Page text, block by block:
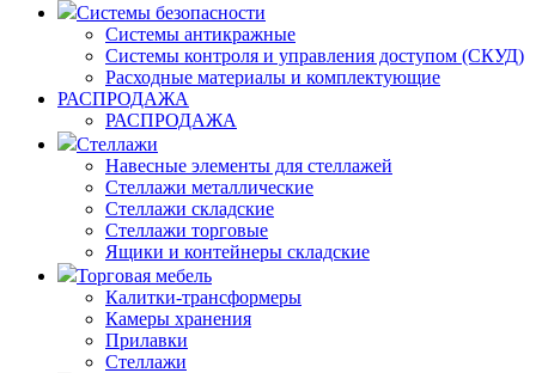
Системы безопасности
Системы антикражные
Системы контроля и управления доступом (СКУД)
Расходные материалы и комплектующие
РАСПРОДАЖА
РАСПРОДАЖА
Стеллажи
Навесные элементы для стеллажей
Стеллажи металлические
Стеллажи складские
Стеллажи торговые
Ящики и контейнеры складские
Торговая мебель
Калитки-трансформеры
Камеры хранения
Прилавки
Стеллажи